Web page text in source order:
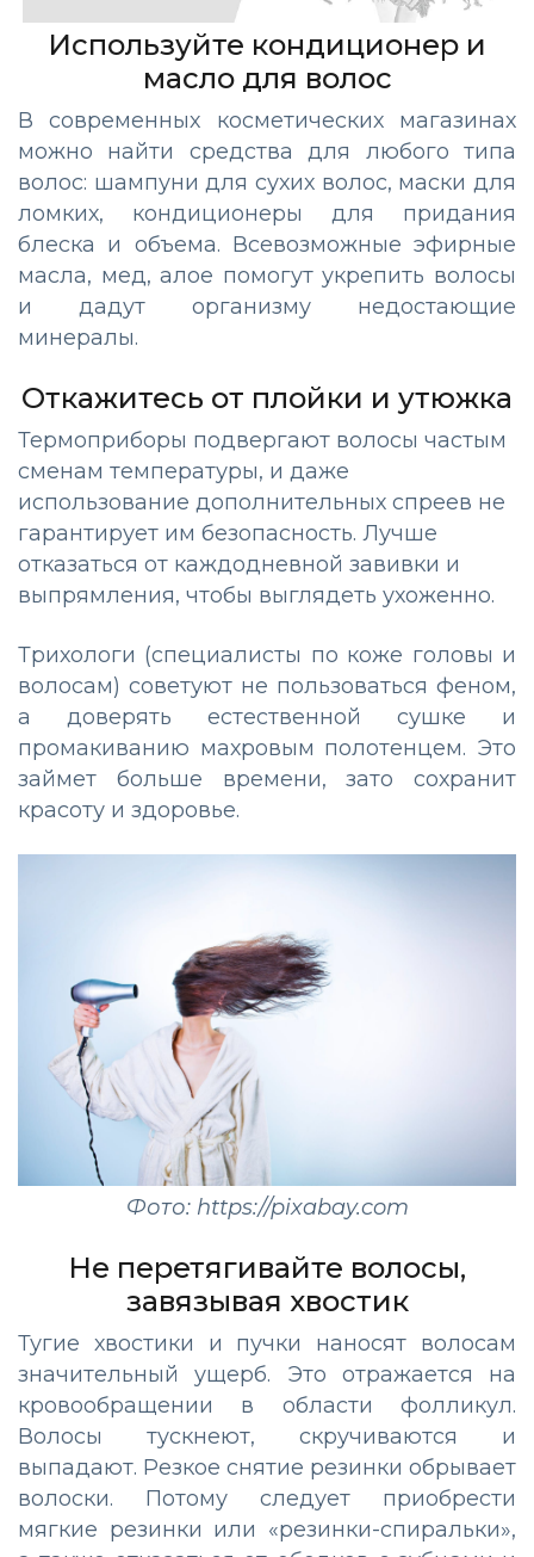
Используйте кондиционер и
масло для волос
В современных косметических магазинах
можно найти средства для любого типа
волос: шампуни для сухих волос, маски для
ломких, кондиционеры для придания
блеска и объема. Всевозможные эфирные
масла, мед, алое помогут укрепить волосы
и дадут организму недостающие
минералы.
Откажитесь от плойки и утюжка
Термоприборы подвергают волосы частым
сменам температуры, и даже
использование дополнительных спреев не
гарантирует им безопасность. Лучше
отказаться от каждодневной завивки и
выпрямления, чтобы выглядеть ухоженно.
Трихологи (специалисты по коже головы и
волосам) советуют не пользоваться феном,
а доверять естественной сушке и
промакиванию махровым полотенцем. Это
займет больше времени, зато сохранит
красоту и здоровье.
Фото: https://pixabay.com
Не перетягивайте волосы,
завязывая хвостик
Тугие хвостики и пучки наносят волосам
значительный ущерб. Это отражается на
кровообращении в области фолликул.
Волосы тускнеют, скручиваются и
выпадают. Резкое снятие резинки обрывает
волоски. Потому следует приобрести
мягкие резинки или «резинки-спиральки»,